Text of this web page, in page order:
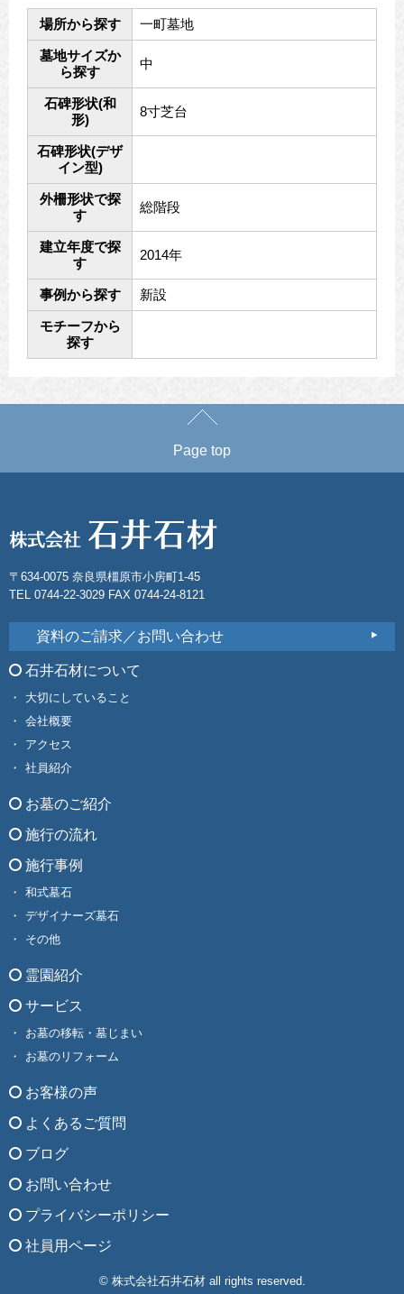
場所から探す 一町墓地
墓地サイズか
ら探す
中
石碑形状(和
形)
8寸芝台
石碑形状(デザ
イン型)
外柵形状で探
す
総階段
建立年度で探
す
2014年
事例から探す 新設
モチーフから
探す
Page top
〒634-0075 奈良県橿原市小房町1-45
TEL 0744-22-3029 FAX 0744-24-8121
資料のご請求／お問い合わせ
石井石材について
大切にしていること
会社概要
アクセス
社員紹介
お墓のご紹介
施行の流れ
施行事例
和式墓石
デザイナーズ墓石
その他
霊園紹介
サービス
お墓の移転・墓じまい
お墓のリフォーム
お客様の声
よくあるご質問
ブログ
お問い合わせ
プライバシーポリシー
社員用ページ
© 株式会社石井石材 all rights reserved.